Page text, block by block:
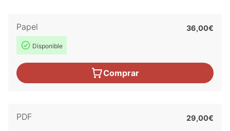
Papel
Disponible
36,00€
Comprar
PDF 29,00€